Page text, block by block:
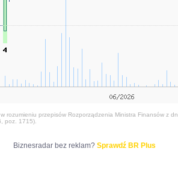
przepisów Rozporządzenia Ministra Finansów z
poz. 1715).
Biznesradar bez reklam? Sprawdź BR Plus